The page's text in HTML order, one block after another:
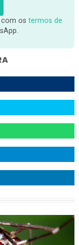
os termos de